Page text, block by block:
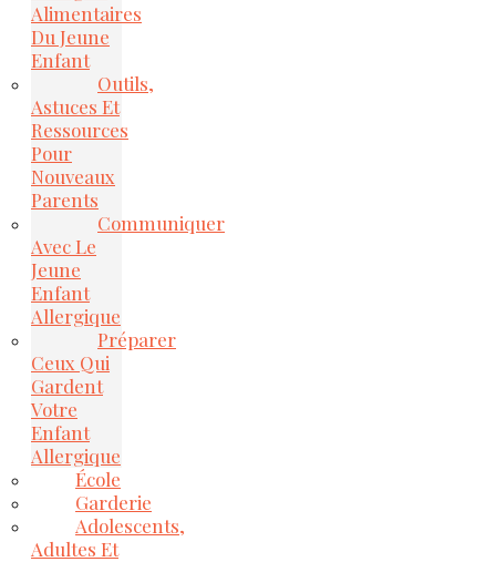
Alimentaires
Du Jeune
Enfant
Outils,
Astuces Et
Ressources
Pour
Nouveaux
Parents
Communiquer
Avec Le
Jeune
Enfant
Allergique
Préparer
Ceux Qui
Gardent
Votre
Enfant
Allergique
École
Garderie
Adolescents,
Adultes Et